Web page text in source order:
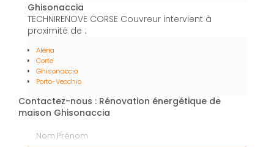
Ghisonaccia
TECHNIRENOVE CORSE Couvreur intervient à
proximité de :
Aléria
Corte
Ghisonaccia
Porto-Vecchio
Contactez-nous : Rénovation énergétique de
maison Ghisonaccia